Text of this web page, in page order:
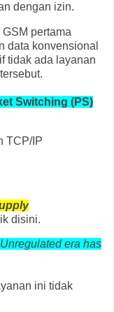
dengan izin.
pertama
data konvensional
tidak ada layanan
Switching (PS)
TCP/IP
disini.
Unregulated era has
ini tidak